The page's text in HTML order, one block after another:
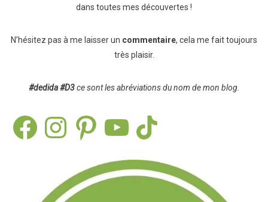
dans toutes mes découvertes !
N’hésitez pas à me laisser un commentaire, cela me fait toujours
très plaisir.
#dedida #D3ce sont les abréviations du nom de mon blog.
FacebookInstagramPinterest TikTok